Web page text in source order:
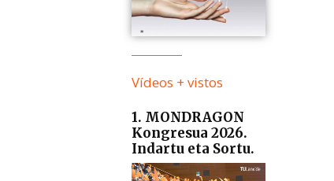
Vídeos + vistos
1. MONDRAGON
Kongresua 2026.
Indartu eta Sortu.